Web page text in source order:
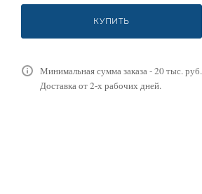
КУПИТЬ
Минимальная сумма заказа - 20 тыс. руб.
Доставка от 2-х рабочих дней.